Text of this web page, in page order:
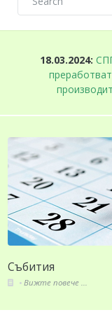
18.03.2024:
Събития
Вижте повече ...